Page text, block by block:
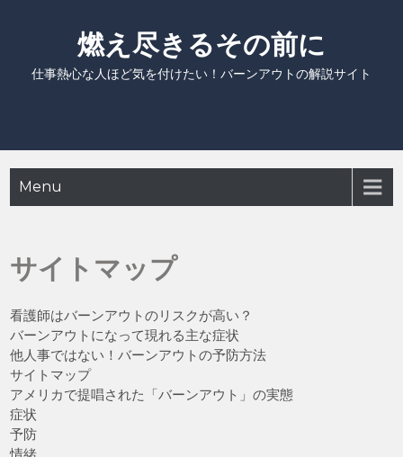
燃え尽きるその前に
仕事熱心な人ほど気を付けたい！バーンアウトの解説サイト
Menu
サイトマップ
看護師はバーンアウトのリスクが高い？
バーンアウトになって現れる主な症状
他人事ではない！バーンアウトの予防方法
サイトマップ
アメリカで提唱された「バーンアウト」の実態
症状
予防